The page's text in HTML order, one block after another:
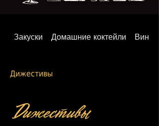
Закуски Домашние коктейли Вина
Дижестивы
Дижестивы